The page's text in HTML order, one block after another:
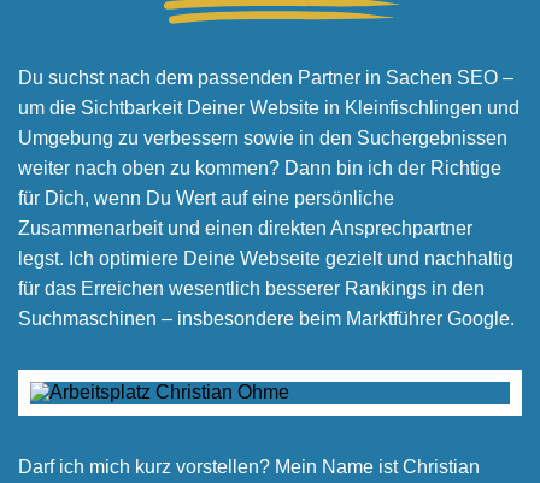
Du suchst nach dem passenden Partner in Sachen SEO –
um die Sichtbarkeit Deiner Website in Kleinfischlingen und
Umgebung zu verbessern sowie in den Suchergebnissen
weiter nach oben zu kommen? Dann bin ich der Richtige
für Dich, wenn Du Wert auf eine persönliche
Zusammenarbeit und einen direkten Ansprechpartner
legst. Ich optimiere Deine Webseite gezielt und nachhaltig
für das Erreichen wesentlich besserer Rankings in den
Suchmaschinen – insbesondere beim Marktführer Google.
Darf ich mich kurz vorstellen? Mein Name ist Christian